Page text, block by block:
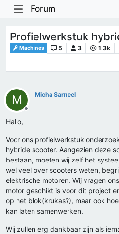
Forum
Profielwerkstuk
Machines 5 3 1.3k
M
Offline
Micha Sarneel
Hallo,
Voor ons profielwerkstuk
hybride scooter. Aangezien deze
bestaan, moeten wij zelf het
wel veel over scooters weten,
elektrische motoren. Wij vragen
motor geschikt is voor dit project
op het blok(krukas?), maar ook
kan laten samenwerken.
Wij zullen erg dankbaar zijn als